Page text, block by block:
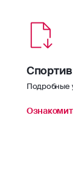
Подробные